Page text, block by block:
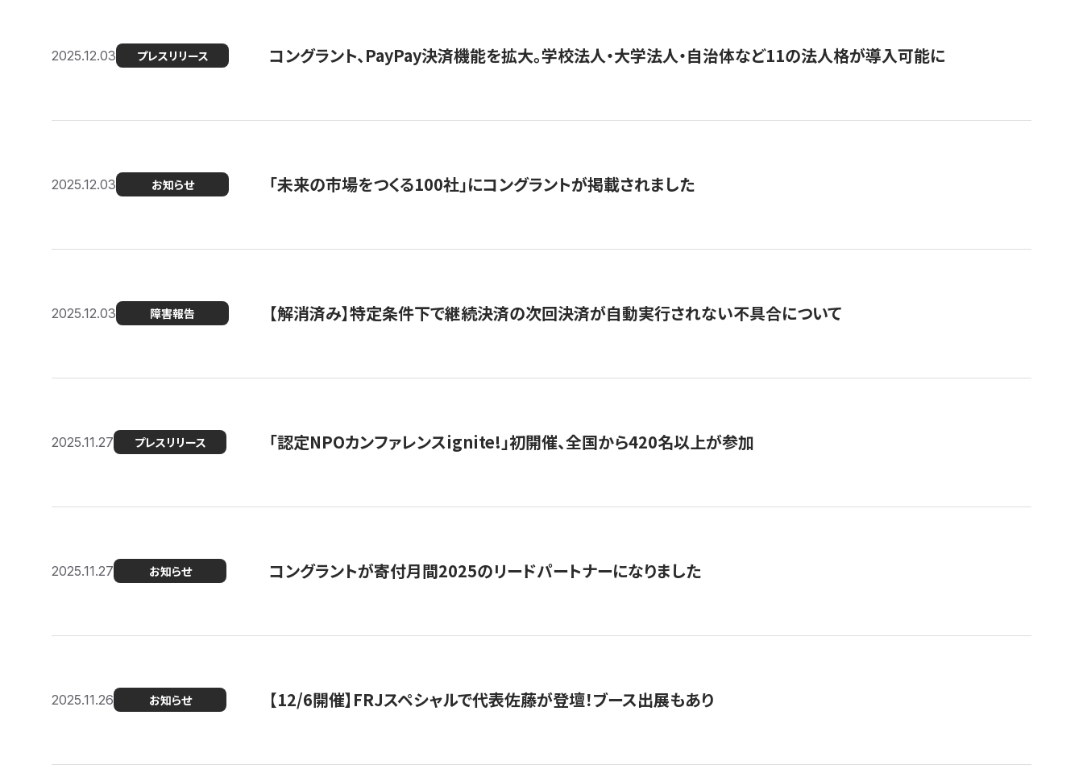
2025.12.03 プレスリリース コングラント、PayPay決済機能を拡大。学校法人・大学法人・自治体など11の法人格が導入可能に
2025.12.03 お知らせ 「未来の市場をつくる100社」にコングラントが掲載されました
2025.12.03 障害報告 【解消済み】特定条件下で継続決済の次回決済が自動実行されない不具合について
2025.11.27 プレスリリース 「認定NPOカンファレンスignite!」初開催、全国から420名以上が参加
2025.11.27 お知らせ コングラントが寄付月間2025のリードパートナーになりました
2025.11.26 お知らせ 【12/6開催】FRJスペシャルで代表佐藤が登壇！ブース出展もあり